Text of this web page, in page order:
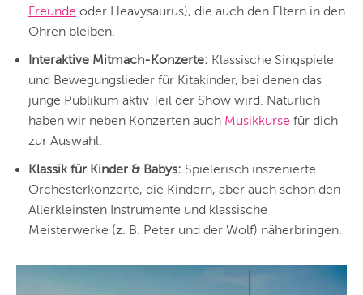
Freunde oder Heavysaurus), die auch den Eltern in den
Ohren bleiben.
Interaktive Mitmach-Konzerte: Klassische Singspiele
und Bewegungslieder für Kitakinder, bei denen das
junge Publikum aktiv Teil der Show wird. Natürlich
haben wir neben Konzerten auch Musikkurse für dich
zur Auswahl.
Klassik für Kinder & Babys: Spielerisch inszenierte
Orchesterkonzerte, die Kindern, aber auch schon den
Allerkleinsten Instrumente und klassische
Meisterwerke (z. B. Peter und der Wolf) näherbringen.